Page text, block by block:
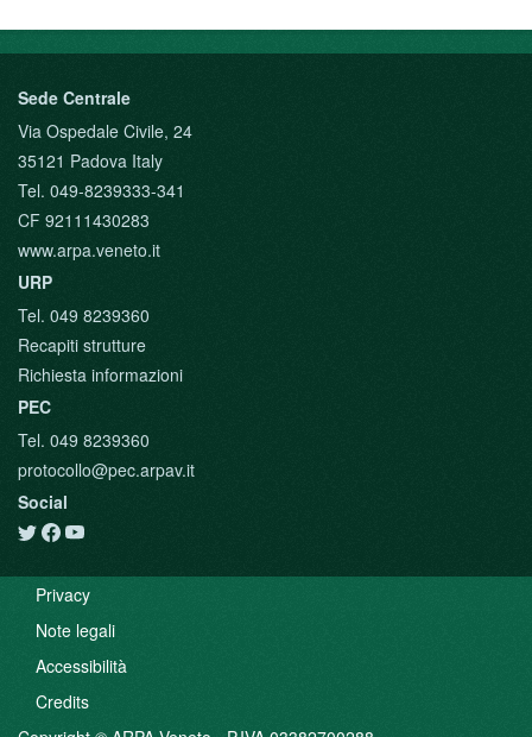
Sede Centrale
Via Ospedale Civile, 24
35121 Padova Italy
Tel. 049-8239333-341
CF 92111430283
www.arpa.veneto.it
URP
Tel. 049 8239360
Recapiti strutture
Richiesta informazioni
PEC
Tel. 049 8239360
protocollo@pec.arpav.it
Social
Privacy
Note legali
Accessibilità
Credits